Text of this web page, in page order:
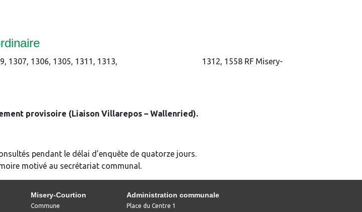
1309, 1307, 1306, 1305, 1311, 1313, 1312, 1558 RF Misery-
provisoire (Liaison Villarepos – Wallenried).
pendant le délai d’enquête de quatorze jours.
motivé au secrétariat communal.
Misery-Courtion
Commune
Administration communale
Place du Centre 1